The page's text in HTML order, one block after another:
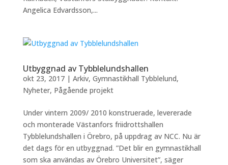
Angelica Edvardsson,...
Utbyggnad av Tybblelundshallen
okt 23, 2017| Arkiv, Gymnastikhall Tybblelund,
Nyheter, Pågående projekt
Under vintern 2009/ 2010 konstruerade, levererade
och monterade Västanfors friidrottshallen
Tybblelundshallen i Örebro, på uppdrag av NCC. Nu är
det dags för en utbyggnad. ”Det blir en gymnastikhall
som ska användas av Örebro Universitet”, säger